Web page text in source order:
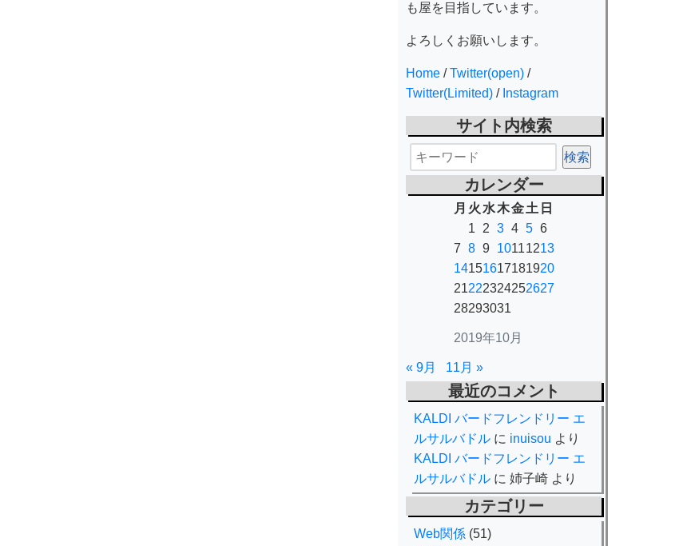
も屋を目指しています。
よろしくお願いします。
Home /Twitter(open) /
Twitter(Limited) / Instagram
サイト内検索
カレンダー
2019年10月
月 火 水木金 土 日
1
2 3 4 5 6
7 8 9 10111213
14151617181920
21222324252627
28293031
« 9月 11月 »
最近のコメント
KALDI バードフレンドリー エ
ルサルバドル に inuisou より
KALDI バードフレンドリー エ
ルサルバドル に 姉子崎 より
カテゴリー
Web関係 (51)